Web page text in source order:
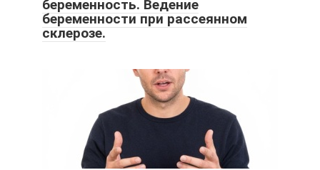
беременность. Ведение
беременности при рассеянном
склерозе.